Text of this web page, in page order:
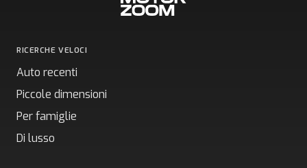
RICERCHE VELOCI
Auto recenti
Piccole dimensioni
Per famiglie
Di lusso